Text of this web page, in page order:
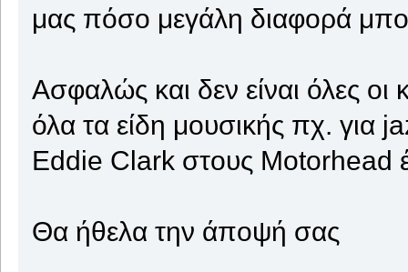
μας πόσο μεγάλη διαφορά
Ασφαλώς και δεν είναι όλες οι
όλα τα είδη μουσικής πχ. για
Eddie Clark στους Motorhead
Θα ήθελα την άποψή σας